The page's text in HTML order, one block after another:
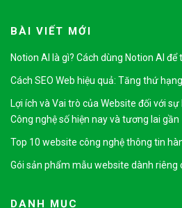
BÀI VIẾT MỚI
Notion AI là gì? Cách dùng Notion AI
Cách SEO Web hiệu quả: Tăng thứ
Lợi ích và Vai trò của Website đối với
Công nghệ số hiện nay và tương lai gần
Top 10 website công nghệ thông tin
Gói sản phẩm mẫu website dành riêng
DANH MỤC